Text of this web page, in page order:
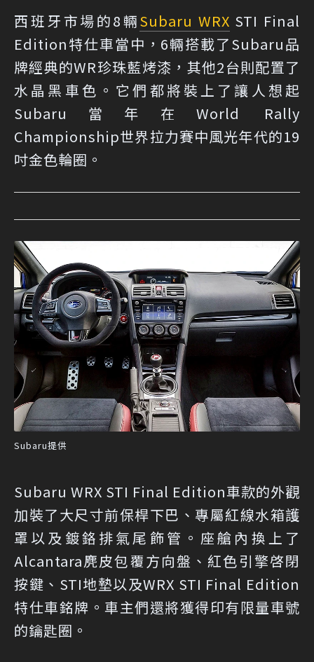
西班牙市場的8輛Subaru WRX STI Final
Edition特仕車當中，6輛搭載了Subaru品
牌經典的WR珍珠藍烤漆，其他2台則配置了
水晶黑車色。它們都將裝上了讓人想起
Subaru當年在World Rally
Championship世界拉力賽中風光年代的19
吋金色輪圈。
Subaru提供
Subaru WRX STI Final Edition車款的外觀
加裝了大尺寸前保桿下巴、專屬紅線水箱護
罩以及鍍鉻排氣尾飾管。座艙內換上了
Alcantara麂皮包覆方向盤、紅色引擎啓閉
按鍵、STI地墊以及WRX STI Final Edition
特仕車銘牌。車主們還將獲得印有限量車號
的鑰匙圈。